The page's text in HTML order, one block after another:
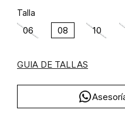
Talla
06 08 10
GUIA DE TALLAS